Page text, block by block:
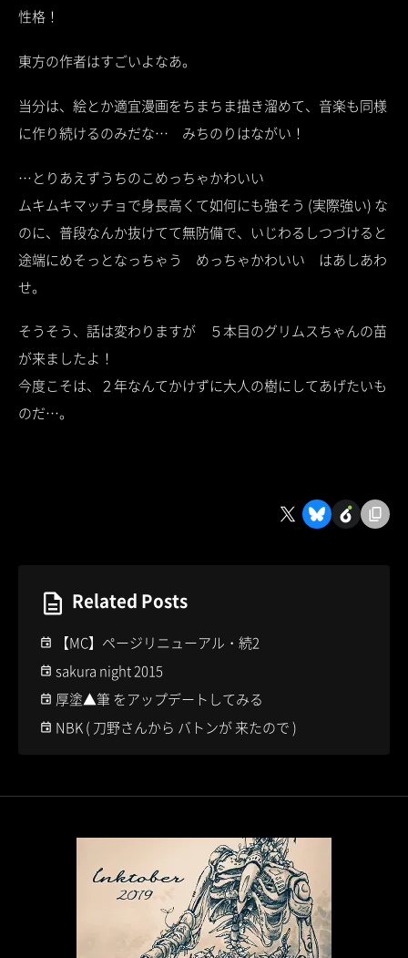
性格！
東方の作者はすごいよなあ。
当分は、絵とか適宜漫画をちまちま描き溜めて、音楽も同様
に作り続けるのみだな… みちのりはながい！
…とりあえずうちのこめっちゃかわいい
ムキムキマッチョで身長高くて如何にも強そう (実際強い) な
のに、普段なんか抜けてて無防備で、いじわるしつづけると
途端にめそっとなっちゃう めっちゃかわいい はあしあわ
せ。
そうそう、話は変わりますが ５本目のグリムスちゃんの苗
が来ましたよ！
今度こそは、２年なんてかけずに大人の樹にしてあげたいも
のだ…。
Related Posts
【MC】ページリニューアル・続2
sakura night 2015
厚塗▲筆 をアップデートしてみる
NBK ( 刀野さんから バトンが 来たので )